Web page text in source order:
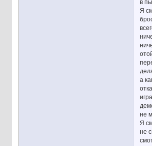
в
Я
а
не
Я
не